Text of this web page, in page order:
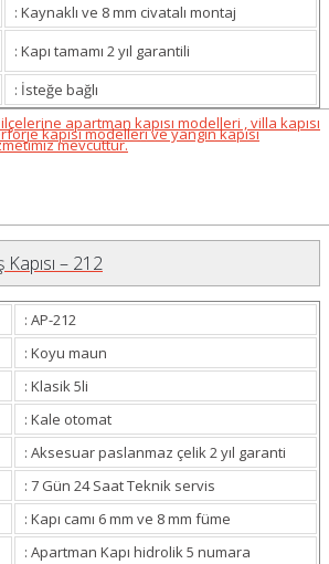
: Kaynaklı ve 8 mm civatalı montaj
: Kapı tamamı 2 yıl garantili
: İsteğe bağlı
– 212
: AP-212
: Koyu maun
: Klasik 5li
: Kale otomat
: Aksesuar paslanmaz çelik 2 yıl garanti
: 7 Gün 24 Saat Teknik servis
: Kapı camı 6 mm ve 8 mm füme
: Apartman Kapı hidrolik 5 numara